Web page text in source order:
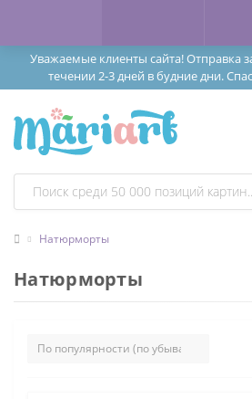
Уважаемые клиенты сайта! Отправка
течении 2-3 дней в будние дни.
Натюрморты
Натюрморты